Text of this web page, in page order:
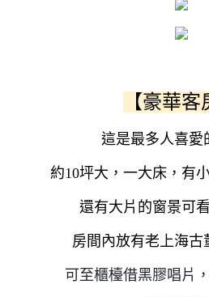
【豪華客
這是最多人喜愛
約10坪大，一大床，有
還有大片的窗景可
房間內放有老上海古
可至櫃檯借黑膠唱片